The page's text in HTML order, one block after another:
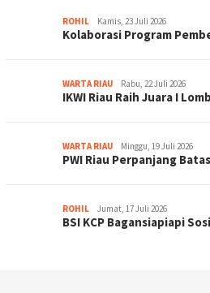
ROHIL Kamis, 23 Juli 2026
Kolaborasi Program
WARTA RIAU Rabu, 22 Juli 2026
IKWI Riau Raih Juara I
WARTA RIAU Minggu, 19 Juli 2026
PWI Riau Perpanjang
ROHIL Jumat, 17 Juli 2026
BSI KCP Bagansiapiapi